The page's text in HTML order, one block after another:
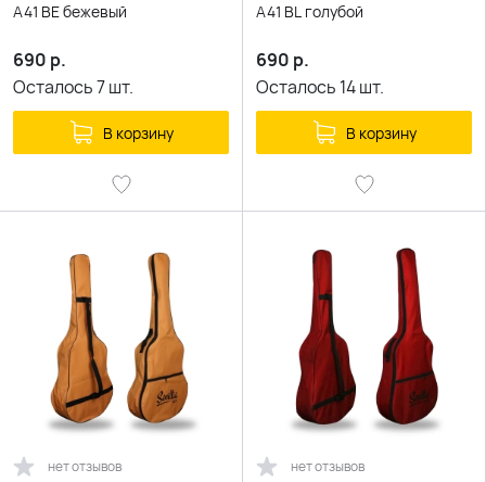
A41 BE бежевый
690 р.
Осталось7шт.
В корзину
A41 BL голубой
690 р.
Осталось 14шт.
В корзину
нет отзывов нет отзывов